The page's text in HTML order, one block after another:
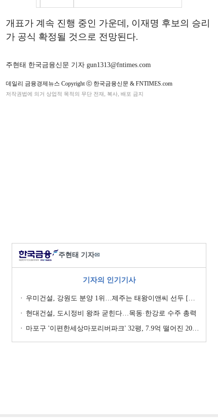
개표가 계속 진행 중인 가운데, 이재명 후보의 승리
가 공식 확정될 것으로 전망된다.
주현태 한국금융신문 기자 gun1313@fntimes.com
데일리 금융경제뉴스 Copyright ⓒ 한국금융신문 & FNTIMES.com
저작권법에 의거 상업적 목적의 무단 전재, 복사, 배포 금지
주현태 기자✉
기자의 인기기사
우미건설, 강원도 분양 1위…제주는 태왕이앤씨 선두 [이 지역 분양왕-강원·제주]
현대건설, 도시정비 왕좌 굳힌다…목동·한강로 수주 총력
마포구 '이편한세상마포리버파크' 32평, 7.9억 떨어진 20.4억원에 거래 [일일 하락가]